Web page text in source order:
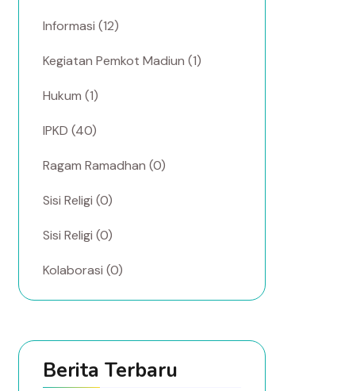
Informasi (12)
Kegiatan Pemkot Madiun (1)
Hukum (1)
IPKD (40)
Ragam Ramadhan (0)
Sisi Religi (0)
Sisi Religi (0)
Kolaborasi (0)
Berita Terbaru